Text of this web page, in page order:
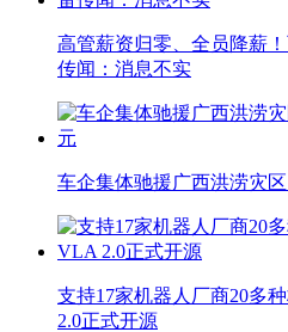
高管薪资归零、全员降薪
传闻：消息不实
车企集体驰援广西洪涝灾
支持17家机器人厂商20多
2.0正式开源